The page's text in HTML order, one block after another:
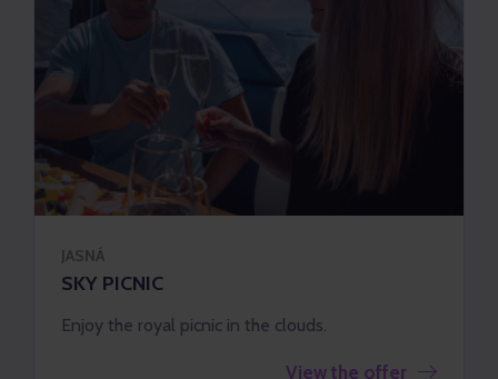
JASNÁ
SKY PICNIC
Enjoy the royal picnic in the clouds.
View the offer